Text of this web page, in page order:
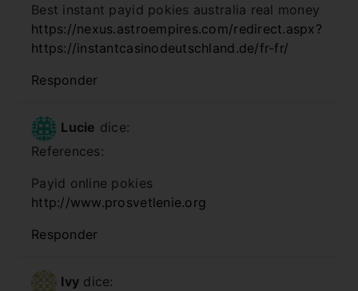
Best instant payid pokies australia real money
https://nexus.astroempires.com/redirect.aspx?
https://instantcasinodeutschland.de/fr-fr/
Responder
Lucie dice:
References:
Payid online pokies
http://www.prosvetlenie.org
Responder
Ivy dice: